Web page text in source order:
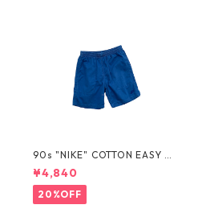
90s "NIKE" COTTON EASY S
HORTS
¥4,840
20%OFF